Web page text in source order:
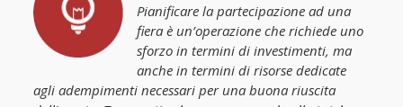
Pianificare la partecipazione ad una
fiera è un’operazione che richiede uno
sforzo in termini di investimenti, ma
anche in termini di risorse dedicate
agli adempimenti necessari per una buona riuscita